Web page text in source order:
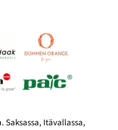
Saksassa, Itävallassa,